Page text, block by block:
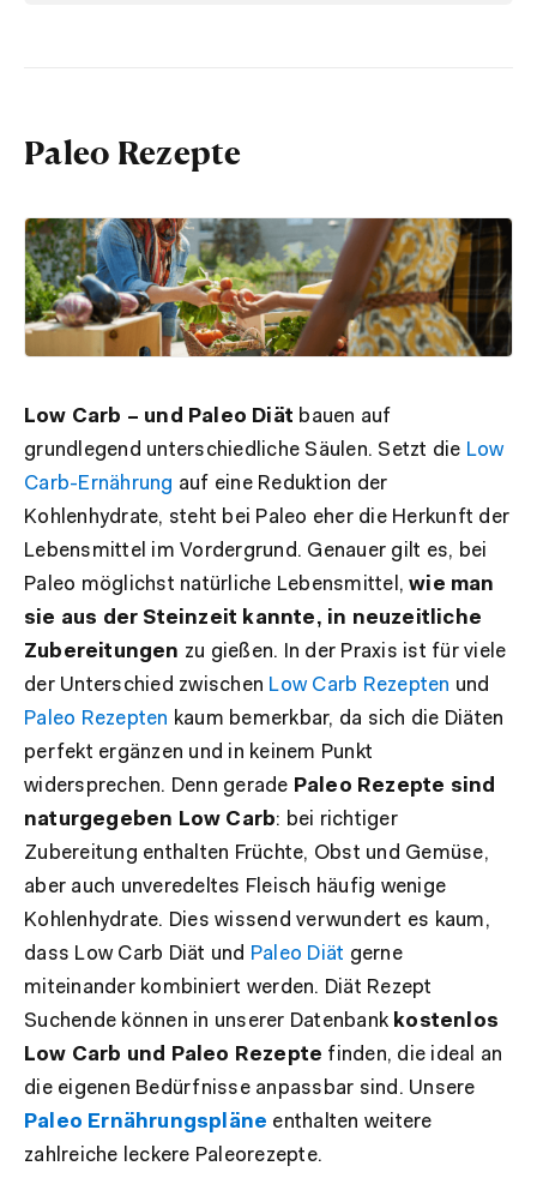
Paleo Rezepte
Low Carb – und Paleo Diät bauen auf
grundlegend unterschiedliche Säulen. Setzt die Low
Carb-Ernährung auf eine Reduktion der
Kohlenhydrate, steht bei Paleo eher die Herkunft der
Lebensmittel im Vordergrund. Genauer gilt es, bei
Paleo möglichst natürliche Lebensmittel,wie man
sie aus der Steinzeit kannte, in neuzeitliche
Zubereitungen zu gießen. In der Praxis ist für viele
der Unterschied zwischen Low Carb Rezepten und
Paleo Rezepten kaum bemerkbar, da sich die Diäten
perfekt ergänzen und in keinem Punkt
widersprechen. Denn gerade Paleo Rezepte sind
naturgegeben Low Carb: bei richtiger
Zubereitung enthalten Früchte, Obst und Gemüse,
aber auch unveredeltes Fleisch häufig wenige
Kohlenhydrate. Dies wissend verwundert es kaum,
dass Low Carb Diät und Paleo Diät gerne
miteinander kombiniert werden. Diät Rezept
Suchende können in unserer Datenbank kostenlos
Low Carb und Paleo Rezepte finden, die ideal an
die eigenen Bedürfnisse anpassbar sind. Unsere
Paleo Ernährungspläne enthalten weitere
zahlreiche leckere Paleorezepte.